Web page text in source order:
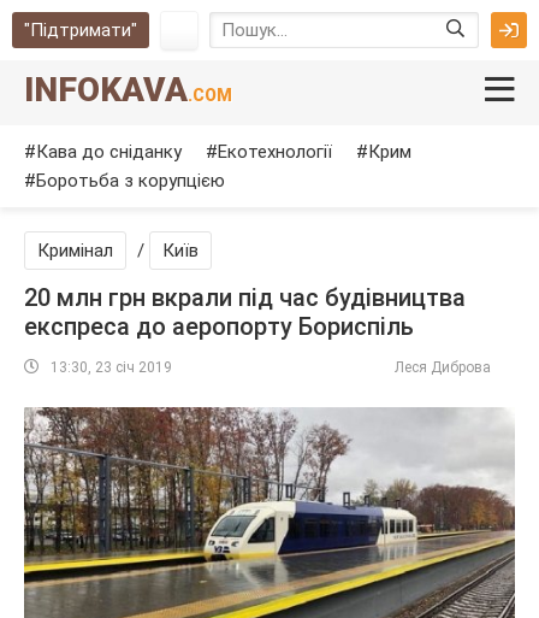
"Підтримати"
INFOKAVA.COM
Кава до сніданку Екотехнології
Крим
Боротьба з корупцією
Кримінал / Київ
20 млн грн вкрали під час будівництва
експреса до аеропорту Бориспіль
13:30, 23 січ 2019 Леся Диброва